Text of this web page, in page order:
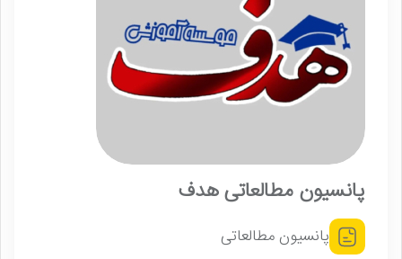
پانسیون مطالعاتی هدف
پانسیون مطالعاتی